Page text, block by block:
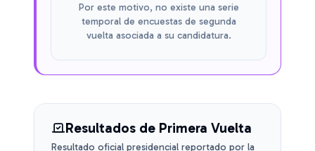
Por este motivo, no existe una serie
temporal de encuestas de segunda
vuelta asociada a su candidatura.
Resultados de Primera Vuelta
Resultado oficial presidencial reportado por la